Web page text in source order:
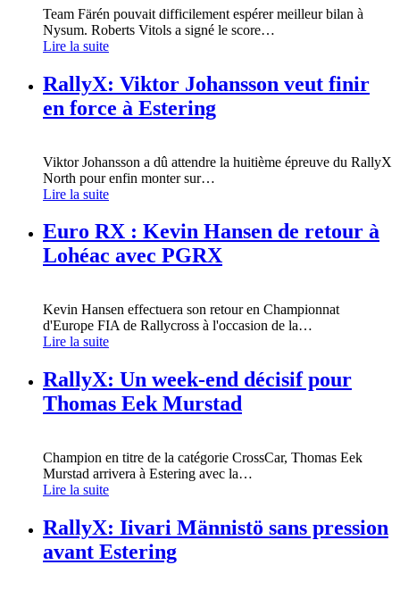
Team Färén pouvait difficilement espérer meilleur bilan à
Nysum. Roberts Vitols a signé le score…
Lire la suite
RallyX: Viktor Johansson veut finir
en force à Estering
Viktor Johansson a dû attendre la huitième épreuve du RallyX
North pour enfin monter sur…
Lire la suite
Euro RX : Kevin Hansen de retour à
Lohéac avec PGRX
Kevin Hansen effectuera son retour en Championnat
d'Europe FIA de Rallycross à l'occasion de la…
Lire la suite
RallyX: Un week-end décisif pour
Thomas Eek Murstad
Champion en titre de la catégorie CrossCar, Thomas Eek
Murstad arrivera à Estering avec la…
Lire la suite
RallyX: Iivari Männistö sans pression
avant Estering